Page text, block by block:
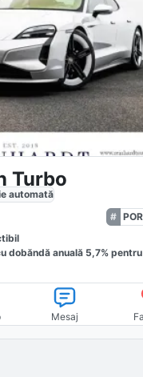
Turbo
automată
dobăndă anuală 5,7% pentru
Mesaj